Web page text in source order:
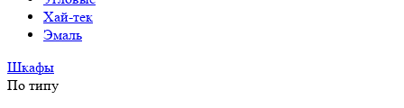
Хай-тек
Эмаль
Шкафы
По типу